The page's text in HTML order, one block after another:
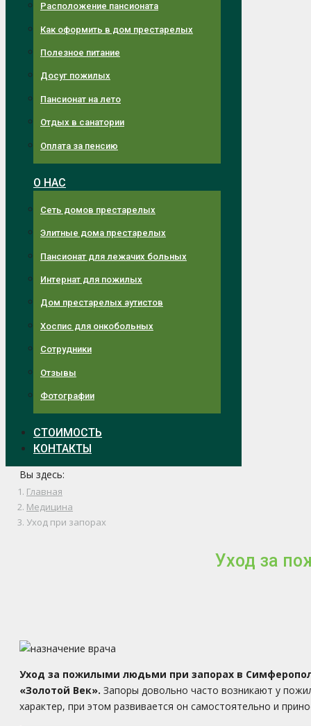
Расположение пансионата
Как оформить в дом престарелых
Полезное питание
Досуг пожилых
Пансионат на лето
Отдых в санатории
Оплата за пенсию
О НАС
Сеть домов престарелых
Элитные дома престарелых
Пансионат для лежачих больных
Интернат для пожилых
Дом престарелых аутистов
Хоспис для онкобольных
Сотрудники
Отзывы
Фотографии
СТОИМОСТЬ
КОНТАКТЫ
Вы здесь:
Главная
Медицина
Уход при запорах
Уход за
Уход за пожилыми людьми при запорах в
«Золотой Век». Запоры довольно часто возникают у
характер, при этом развивается он самостоятельно и